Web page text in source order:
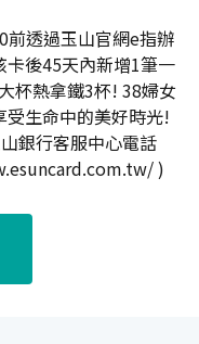
前透過玉山官網e指辦
後45天內新增1筆一
杯熱拿鐵3杯! 38婦女
生命中的美好時光!
銀行客服中心電話
)